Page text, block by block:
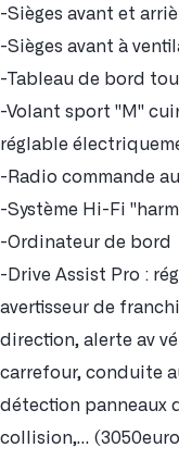
-Sièges avant et
-Sièges avant à
-Tableau de bord
-Volant sport "M"
réglable
-Radio commande
-Système Hi-Fi
-Ordinateur de bord
-Drive Assist Pro :
avertisseur de
direction, alerte av
carrefour, conduite
détection panneaux
collision,…